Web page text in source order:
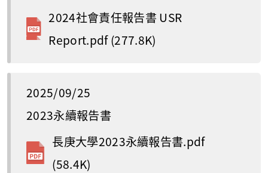
2024社會責任報告書 USR
Report.pdf(277.8K)
2025/09/25
2023永續報告書
長庚大學2023永續報告書.pdf
(58.4K)